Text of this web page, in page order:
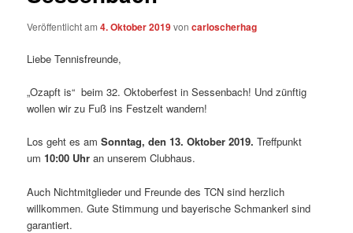
Veröffentlicht am4. Oktober 2019voncarloscherhag
Liebe Tennisfreunde,
„Ozapft is“ beim 32. Oktoberfest in Sessenbach! Und zünftig
wollen wir zu Fuß ins Festzelt wandern!
Los geht es amSonntag, den 13. Oktober 2019. Treffpunkt
um10:00 Uhr an unserem Clubhaus.
Auch Nichtmitglieder und Freunde des TCN sind herzlich
willkommen. Gute Stimmung und bayerische Schmankerl sind
garantiert.